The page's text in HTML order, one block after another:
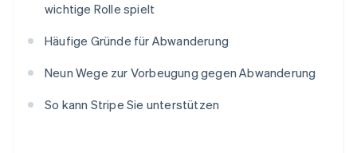
wichtige Rolle spielt
Häufige Gründe für Abwanderung
Neun Wege zur Vorbeugung gegen Abwanderung
So kann Stripe Sie unterstützen